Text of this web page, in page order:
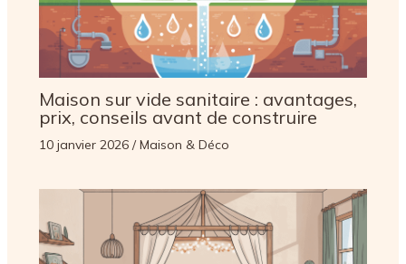
Maison sur vide sanitaire : avantages,
prix, conseils avant de construire
10 janvier 2026 /Maison & Déco